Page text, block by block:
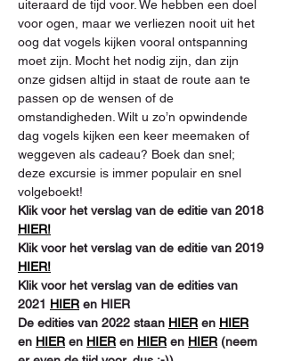
uiteraard de tijd voor. We hebben een doel
voor ogen, maar we verliezen nooit uit het
oog dat vogels kijken vooral ontspanning
moet zijn. Mocht het nodig zijn, dan zijn
onze gidsen altijd in staat de route aan te
passen op de wensen of de
omstandigheden. Wilt u zo’n opwindende
dag vogels kijken een keer meemaken of
weggeven als cadeau? Boek dan snel;
deze excursie is immer populair en snel
volgeboekt!
Klik voor het verslag van de editie van 2018
HIER!
Klik voor het verslag van de editie van 2019
HIER!
Klik voor het verslag van de edities van
2021 HIER en HIER
De edities van 2022 staan HIER en HIER
en HIER en HIER en HIER en HIER (neem